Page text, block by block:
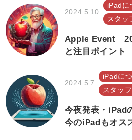
2024.5.10
iPadに
スタッ
Apple Event
と注目ポイント
2024.5.7
iPadに
スタッ
今夜発表・iPad
今のiPadもオス